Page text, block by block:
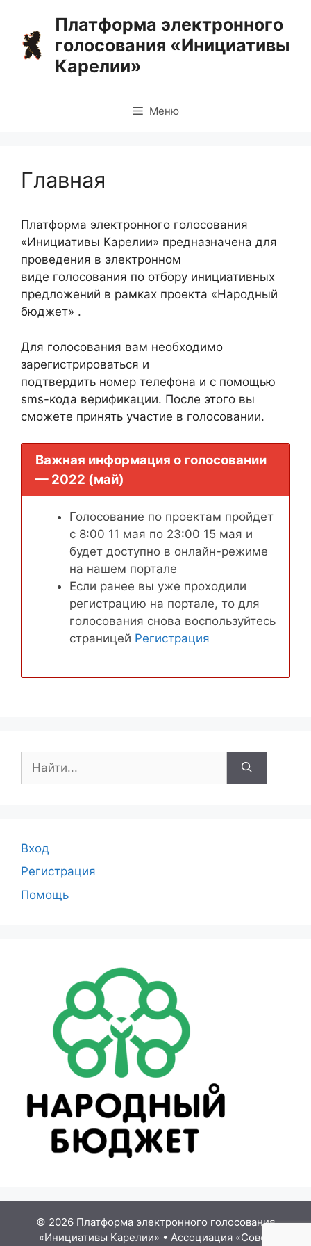
содержимому
Платформа электронного
голосования «Инициативы
Карелии»
Меню
Главная
Платформа электронного голосования
«Инициативы Карелии» предназначена для
проведения в электронном
виде голосования по отбору инициативных
предложений в рамках проекта «Народный
бюджет» .
Для голосования вам необходимо
зарегистрироваться и
подтвердить номер телефона и с помощью
sms-кода верификации. После этого вы
сможете принять участие в голосовании.
Важная информация о голосовании
— 2022 (май)
Голосование по проектам пройдет
с 8:00 11 мая по 23:00 15 мая и
будет доступно в онлайн-режиме
на нашем портале
Если ранее вы уже проходили
регистрацию на портале, то для
голосования снова воспользуйтесь
страницей Регистрация
Вход
Регистрация
Помощь
© 2026 Платформа электронного голосования
«Инициативы Карелии» • Ассоциация «Совет